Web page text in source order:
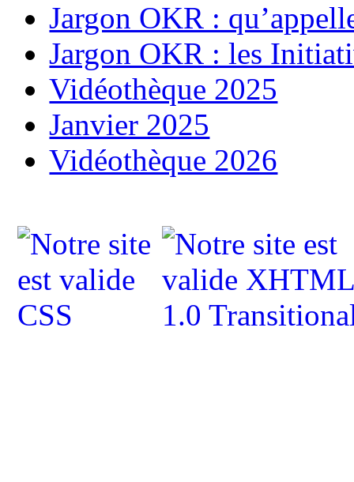
Jargon OKR :
Jargon OKR : les
Vidéothèque 2025
Janvier 2025
Vidéothèque 2026